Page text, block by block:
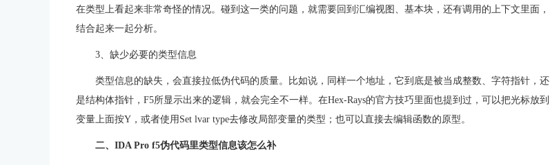
在类型上看起来非常奇怪的情况。碰到这一类的问题，就需要回到汇编视图、基本块，还有调用的上下文里面，
结合起来一起分析。
3、缺少必要的类型信息
类型信息的缺失，会直接拉低伪代码的质量。比如说，同样一个地址，它到底是被当成整数、字符指针，还
是结构体指针，F5所显示出来的逻辑，就会完全不一样。在Hex-Rays的官方技巧里面也提到过，可以把光标放到
变量上面按Y，或者使用Set lvar type去修改局部变量的类型；也可以直接去编辑函数的原型。
二、IDA Pro f5伪代码里类型信息该怎么补